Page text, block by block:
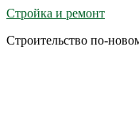
Стройка и ремонт
Строительство по-